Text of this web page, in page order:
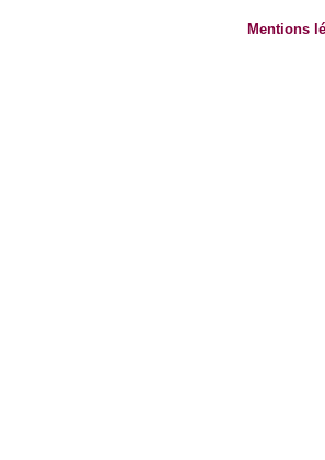
Mentions